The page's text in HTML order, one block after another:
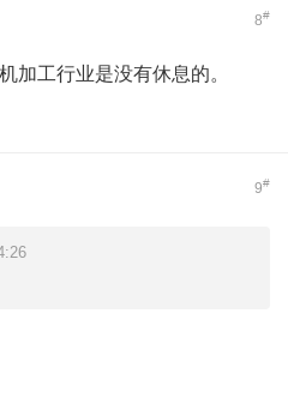
8#
加工行业是没有休息的。
9#